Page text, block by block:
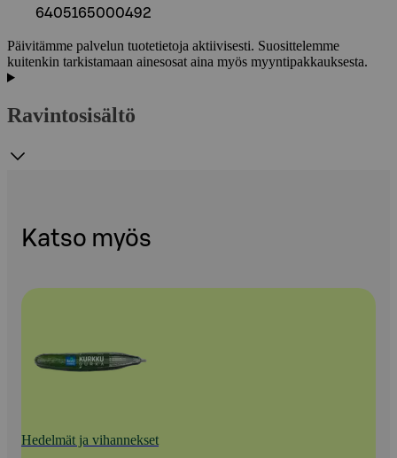
6405165000492
Päivitämme palvelun tuotetietoja aktiivisesti. Suosittelemme
kuitenkin tarkistamaan ainesosat aina myös myyntipakkauksesta.
Ravintosisältö
Katso myös
Hedelmät ja vihannekset